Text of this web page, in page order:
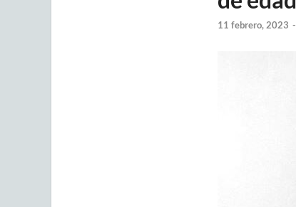
11 febrero, 2023 -